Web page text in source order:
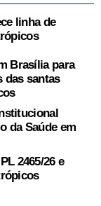
linha de
Brasília para
das santas
da Saúde em
2465/26 e